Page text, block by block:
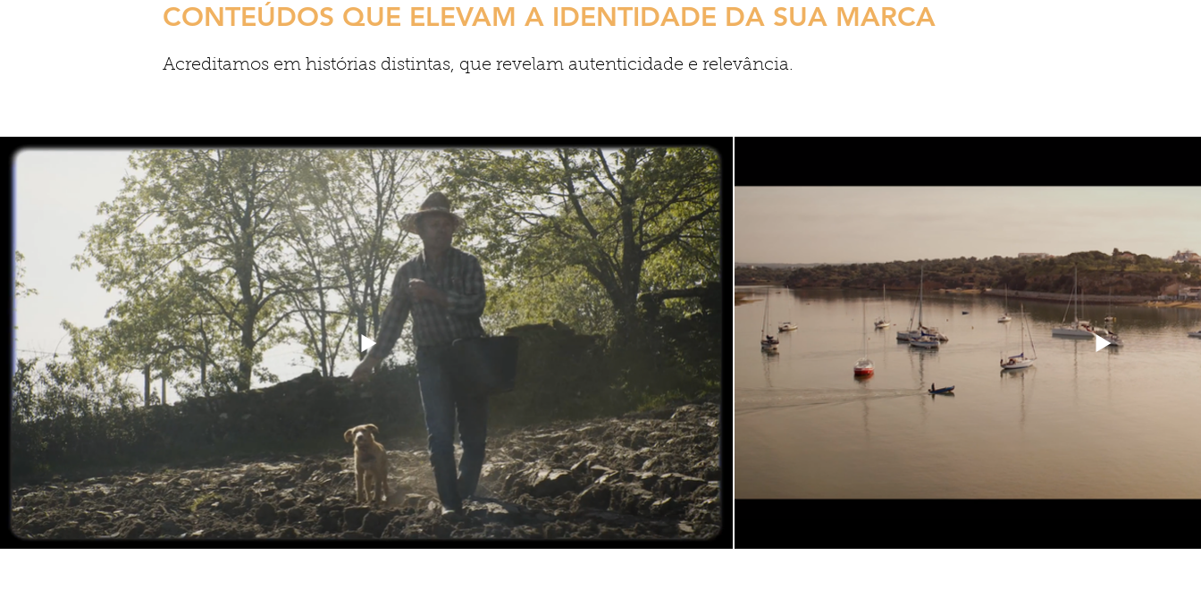
CONTEÚDOS QUE ELEVAM A IDENTIDADE DA SUA MARCA
Acreditamos em histórias distintas, que revelam autenticidade e relevância.